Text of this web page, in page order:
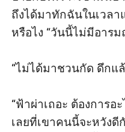
ถึงได้มาทักฉันในเวลา
หรือไง “วันนี้ไม่มีอาร
“ไม่ได้มาชวนกัด ดึกแ
“ฟ้าผ่าเถอะ ต้องการอ
เลยที่เขาคนนี้จะหวังดี